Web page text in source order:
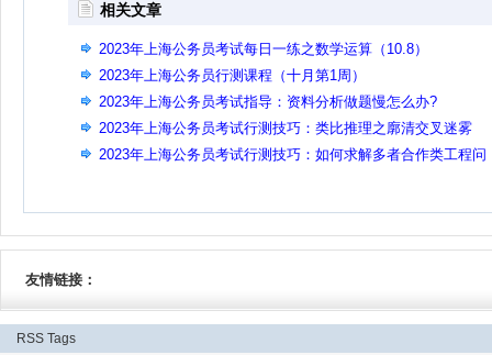
相关文章
2023年上海公务员考试每日一练之数学运算（10.8）
2023年上海公务员行测课程（十月第1周）
2023年上海公务员考试指导：资料分析做题慢怎么办?
2023年上海公务员考试行测技巧：类比推理之廓清交叉迷雾
2023年上海公务员考试行测技巧：如何求解多者合作类工程问
友情链接：
RSS Tags